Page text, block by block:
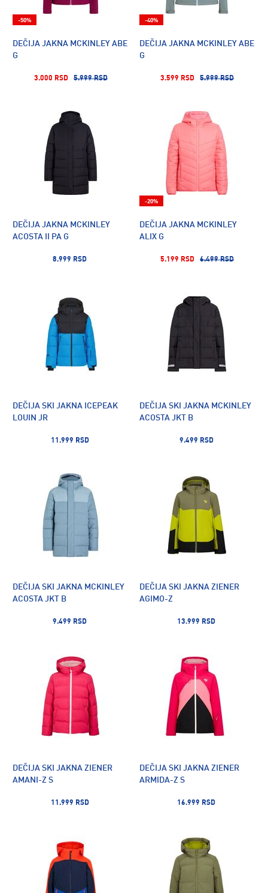
DEČIJA JAKNA MCKINLEY ABE
G
3.000 RSD 5.999 RSD
-50%
DEČIJA JAKNA MCKINLEY ABE
G
3.599 RSD 5.999 RSD
-40%
DEČIJA JAKNA MCKINLEY
ACOSTA II PA G
8.999 RSD
DEČIJA JAKNA MCKINLEY
ALIX G
5.199 RSD 6.499 RSD
-20%
DEČIJA SKI JAKNA ICEPEAK
LOUIN JR
11.999 RSD
DEČIJA SKI JAKNA MCKINLEY
ACOSTA JKT B
9.499 RSD
DEČIJA SKI JAKNA MCKINLEY
ACOSTA JKT B
9.499 RSD
DEČIJA SKI JAKNA ZIENER
AGIMO-Z
13.999 RSD
DEČIJA SKI JAKNA ZIENER
AMANI-Z S
11.999 RSD
DEČIJA SKI JAKNA ZIENER
ARMIDA-Z S
16.999 RSD